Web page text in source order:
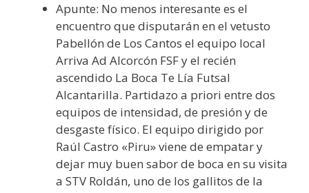
Apunte: No menos interesante es el
encuentro que disputarán en el vetusto
Pabellón de Los Cantos el equipo local
Arriva Ad Alcorcón FSF y el recién
ascendido La Boca Te Lía Futsal
Alcantarilla. Partidazo a priori entre dos
equipos de intensidad, de presión y de
desgaste físico. El equipo dirigido por
Raúl Castro «Piru» viene de empatar y
dejar muy buen sabor de boca en su visita
a STV Roldán, uno de los gallitos de la